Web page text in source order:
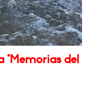
"Memorias del